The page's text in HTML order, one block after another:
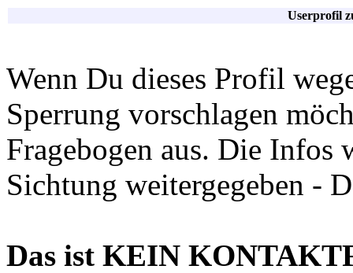
Userprofil
Wenn Du dieses Profil
Sperrung vorschlagen
Fragebogen aus. Die Infos
Sichtung weitergegeben -
Das ist KEIN